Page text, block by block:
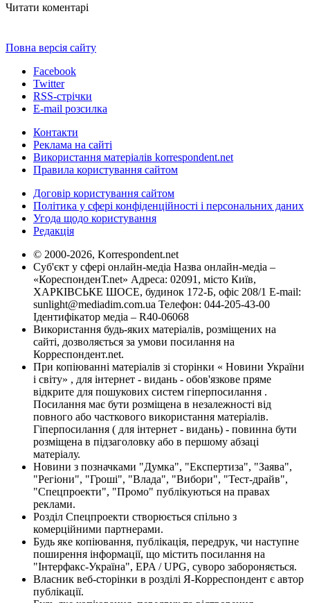
Читати коментарі
Повна версія сайту
Facebook
Twitter
RSS-стрічки
E-mail розсилка
Контакти
Реклама на сайті
Використання матеріалів korrespondent.net
Правила користування сайтом
Договір користування сайтом
Політика у сфері конфіденційності і персональних даних
Угода щодо користування
Редакція
© 2000-2026, Korrespondent.net
Суб'єкт у сфері онлайн-медіа Назва онлайн-медіа –
«КореспонденТ.net» Адреса: 02091, місто Київ,
ХАРКІВСЬКЕ ШОСЕ, будинок 172-Б, офіс 208/1 E-mail:
sunlight@mediadim.com.ua Телефон: 044-205-43-00
Ідентифікатор медіа – R40-06068
Використання будь-яких матеріалів, розміщених на
сайті, дозволяється за умови посилання на
Корреспондент.net.
При копіюванні матеріалів зі сторінки « Новини України
і світу» , для інтернет - видань - обов'язкове пряме
відкрите для пошукових систем гіперпосилання .
Посилання має бути розміщена в незалежності від
повного або часткового використання матеріалів.
Гіперпосилання ( для інтернет - видань) - повинна бути
розміщена в підзаголовку або в першому абзаці
матеріалу.
Новини з позначками "Думка", "Експертиза", "Заява",
"Регіони", "Гроші", "Влада", "Вибори", "Тест-драйв",
"Спецпроекти", "Промо" публікуються на правах
реклами.
Розділ Спецпроекти створюється спільно з
комерційними партнерами.
Будь яке копіювання, публікація, передрук, чи наступне
поширення інформації, що містить посилання на
"Інтерфакс-Україна", EPA / UPG, суворо забороняється.
Власник веб-сторінки в розділі Я-Корреспондент є автор
публікації.